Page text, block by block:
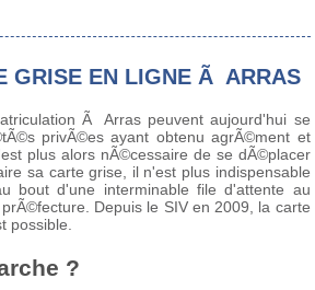
GRISE EN LIGNE Ã ARRAS
Ã Arras peuvent aujourd'hui se
privÃ©es ayant obtenu agrÃ©ment et
plus alors nÃ©cessaire de se dÃ©placer
sa carte grise, il n'est plus indispensable
bout d'une interminable file d'attente au
Depuis le SIV en 2009, la carte
possible.
?